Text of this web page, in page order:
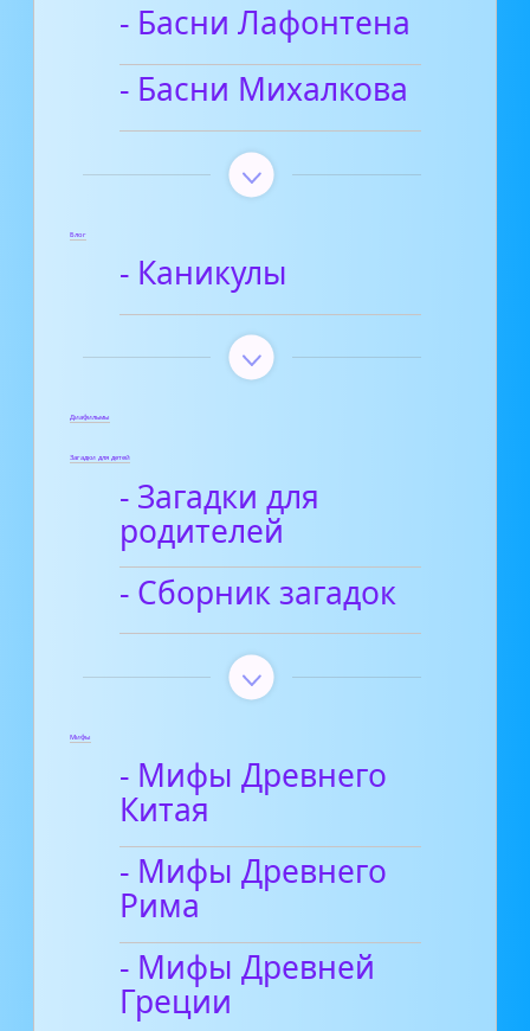
- Басни Лафонтена
- Басни Михалкова
Блог
- Каникулы
Диафильмы
Загадки для детей
- Загадки для
родителей
- Сборник загадок
Мифы
- Мифы Древнего
Китая
- Мифы Древнего
Рима
- Мифы Древней
Греции